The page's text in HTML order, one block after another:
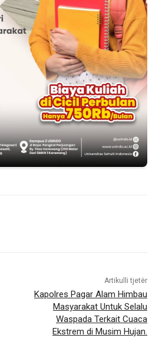
Artikulli tjetër
Kapolres Pagar Alam Himbau
Masyarakat Untuk Selalu
Waspada Terkait Cuaca
Ekstrem di Musim Hujan.